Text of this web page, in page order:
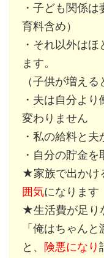
・子ども関係
育料含め）
・それ以外はほ
ます。
（子供が増える
・夫は自分よ
変わりません
・私の給料と
・自分の貯金
★家族で出かけ
囲気になります
★生活費が足り
「俺はちゃん
と、 険悪になり